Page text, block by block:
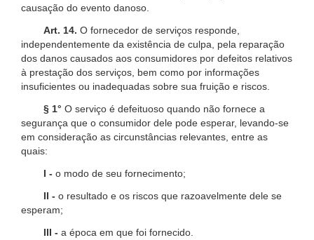
causação do evento danoso.
Art. 14. O fornecedor de serviços responde,
independentemente da existência de culpa, pela reparação
dos danos causados aos consumidores por defeitos relativos
à prestação dos serviços, bem como por informações
insuficientes ou inadequadas sobre sua fruição e riscos.
§ 1° O serviço é defeituoso quando não fornece a
segurança que o consumidor dele pode esperar, levando-se
em consideração as circunstâncias relevantes, entre as
quais:
I - o modo de seu fornecimento;
II - o resultado e os riscos que razoavelmente dele se
esperam;
III - a época em que foi fornecido.